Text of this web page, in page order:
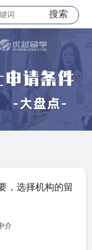
搜索
，选择机构的留
介